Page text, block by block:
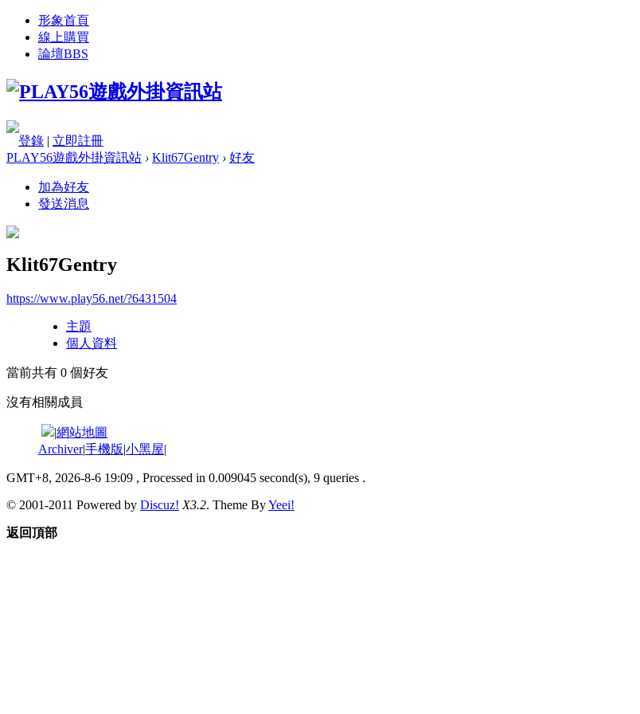
形象首頁
線上購買
論壇BBS
登錄 | 立即註冊
PLAY56遊戲外掛資訊站 › Klit67Gentry › 好友
加為好友
發送消息
Klit67Gentry
https://www.play56.net/?6431504
主題
個人資料
當前共有 0 個好友
沒有相關成員
|網站地圖
Archiver|手機版|小黑屋|
GMT+8, 2026-8-6 19:09 , Processed in 0.009045 second(s), 9 queries .
© 2001-2011 Powered by Discuz! X3.2. Theme ByYeei!
返回頂部